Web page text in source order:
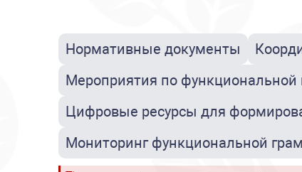
Нормативные документы
Мероприятия по функциональной
Цифровые ресурсы для
Мониторинг функциональной